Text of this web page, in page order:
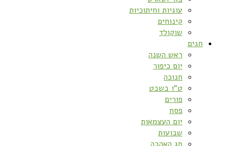
עוגיות וחיתוכיות
קינוחים
שוקולד
חגים
ראש השנה
יום כיפור
חנוכה
ט”ו בשבט
פורים
פסח
יום העצמאות
שבועות